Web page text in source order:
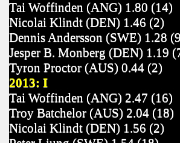
Tai Woffinden (ANG) 1.80 (14)
Nicolai Klindt (DEN) 1.46 (2)
Dennis Andersson (SWE) 1.28
Jesper B. Monberg (DEN) 1.19
Tyron Proctor (AUS) 0.44 (2)
2013: I
Tai Woffinden (ANG) 2.47 (16)
Troy Batchelor (AUS) 2.04 (18)
Nicolai Klindt (DEN) 1.56 (2)